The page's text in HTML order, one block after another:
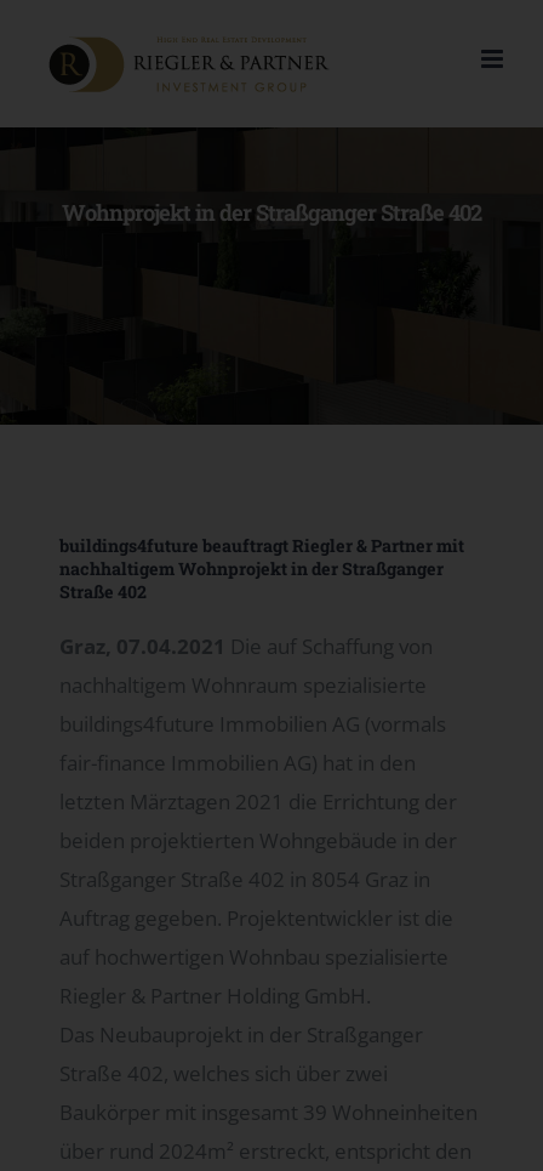
Inhalt
springen
Wohnprojekt in der Straßganger Straße 402
buildings4future beauftragt Riegler & Partner mit
nachhaltigem Wohnprojekt in der Straßganger
Straße 402
Graz, 07.04.2021 Die auf Schaffung von
nachhaltigem Wohnraum spezialisierte
buildings4future Immobilien AG (vormals
fair-finance Immobilien AG) hat in den
letzten Märztagen 2021 die Errichtung der
beiden projektierten Wohngebäude in der
Straßganger Straße 402 in 8054 Graz in
Auftrag gegeben. Projektentwickler ist die
auf hochwertigen Wohnbau spezialisierte
Riegler & Partner Holding GmbH.
Das Neubauprojekt in der Straßganger
Straße 402, welches sich über zwei
Baukörper mit insgesamt 39 Wohneinheiten
über rund 2024m² erstreckt, entspricht den